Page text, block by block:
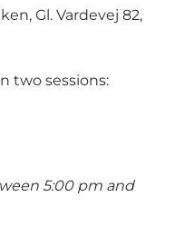
Gl. Vardevej 82,
two sessions:
5:00 pm and